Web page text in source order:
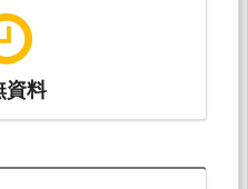
資料